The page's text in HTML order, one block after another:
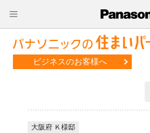
ビジネスのお客様へ
大阪府 Ｋ様邸